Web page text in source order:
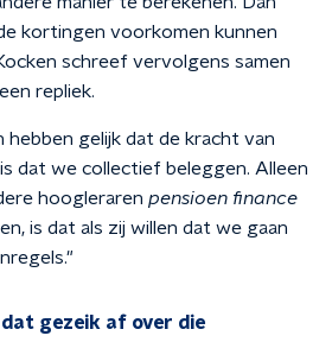
kortingen voorkomen kunnen
schreef vervolgens samen
repliek.
gelijk dat de kracht van
dat we collectief beleggen. Alleen
hoogleraren pensioen finance
is dat als zij willen dat we gaan
gezeik af over die